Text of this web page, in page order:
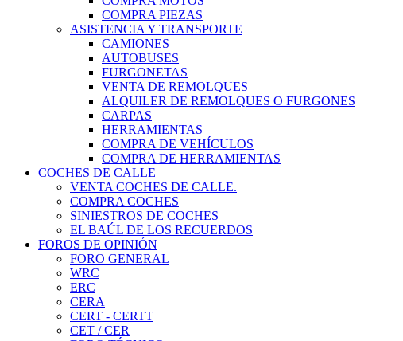
COMPRA PIEZAS
ASISTENCIA Y TRANSPORTE
CAMIONES
AUTOBUSES
FURGONETAS
VENTA DE REMOLQUES
ALQUILER DE REMOLQUES O FURGONES
CARPAS
HERRAMIENTAS
COMPRA DE VEHÍCULOS
COMPRA DE HERRAMIENTAS
COCHES DE CALLE
VENTA COCHES DE CALLE.
COMPRA COCHES
SINIESTROS DE COCHES
EL BAÚL DE LOS RECUERDOS
FOROS DE OPINIÓN
FORO GENERAL
WRC
ERC
CERA
CERT - CERTT
CET / CER